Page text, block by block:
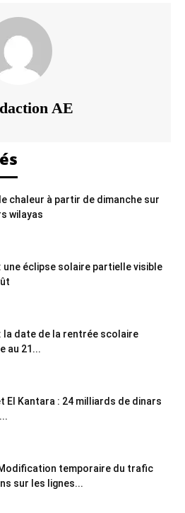
AE
chaleur à partir de dimanche sur
wilayas
une éclipse solaire partielle visible
la date de la rentrée scolaire
au 21...
El Kantara : 24 milliards de dinars
temporaire du trafic
sur les lignes...